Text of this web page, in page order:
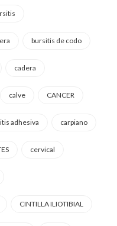
bursitis de codo
cadera
calve CANCER
adhesiva carpiano
cervical
CINTILLA ILIOTIBIAL